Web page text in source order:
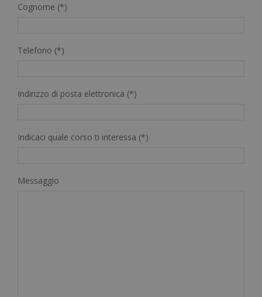
Cognome (*)
Telefono (*)
Indirizzo di posta elettronica (*)
Indicaci quale corso ti interessa (*)
Messaggio